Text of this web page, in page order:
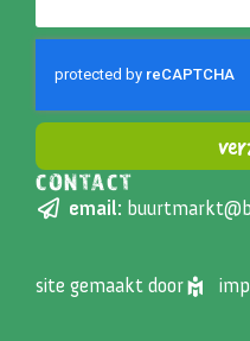
Alternative:
CONTACT
email:
site gemaakt door